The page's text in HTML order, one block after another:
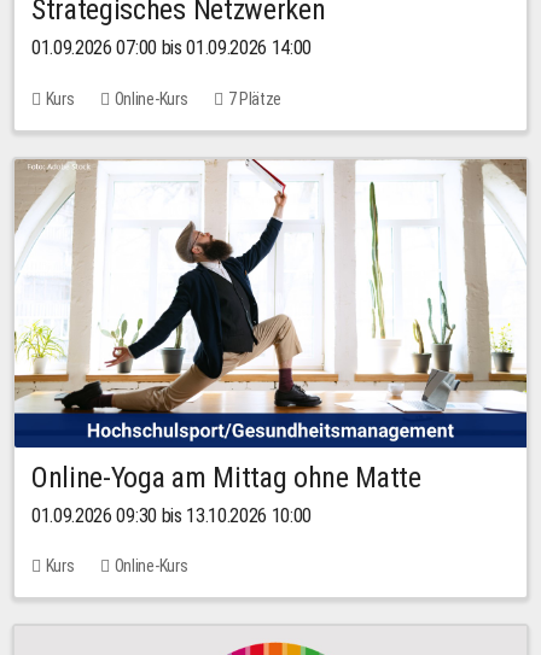
Strategisches Netzwerken
01.09.2026 07:00 bis 01.09.2026 14:00
Kurs Online-Kurs 7 Plätze
Online-Yoga am Mittag ohne Matte
01.09.2026 09:30 bis 13.10.2026 10:00
Kurs Online-Kurs